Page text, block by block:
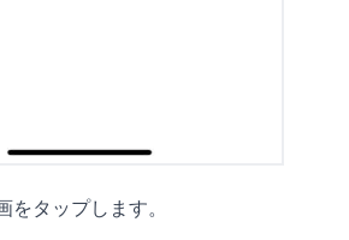
タップします。